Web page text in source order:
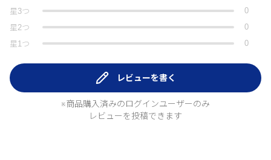
星 3つ
0
星 2つ
0
星 1つ 0
レビューを書く
※商品購入済みのログインユーザーのみ
レビューを投稿できます